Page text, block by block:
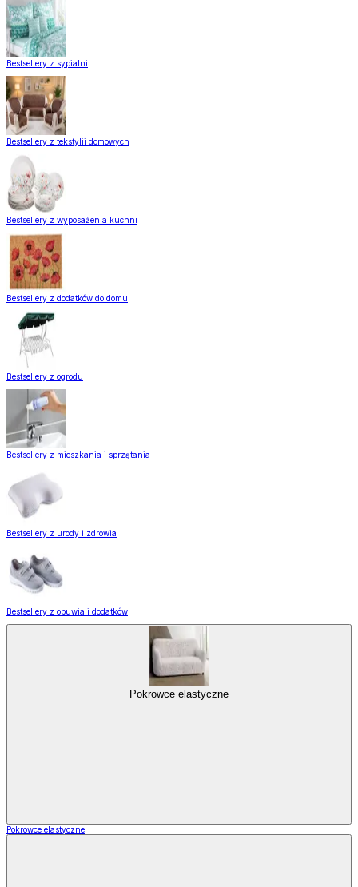
Bestsellery z sypialni
Bestsellery z tekstylii domowych
Bestsellery z wyposażenia kuchni
Bestsellery z dodatków do domu
Bestsellery z ogrodu
Bestsellery z mieszkania i sprzątania
Bestsellery z urody i zdrowia
Bestsellery z obuwia i dodatków
Pokrowce elastyczne
Pokrowce elastyczne